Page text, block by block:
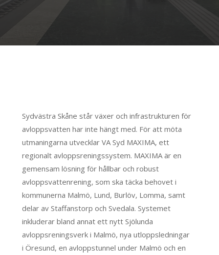
Sydvästra Skåne står växer och infrastrukturen för
avloppsvatten har inte hängt med. För att möta
utmaningarna utvecklar VA Syd MAXIMA, ett
regionalt avloppsreningssystem. MAXIMA är en
gemensam lösning för hållbar och robust
avloppsvattenrening, som ska täcka behovet i
kommunerna Malmö, Lund, Burlöv, Lomma, samt
delar av Staffanstorp och Svedala. Systemet
inkluderar bland annat ett nytt Sjölunda
avloppsreningsverk i Malmö, nya utloppsledningar
i Öresund, en avloppstunnel under Malmö och en